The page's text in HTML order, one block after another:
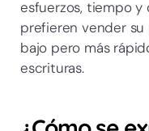
esfuerzos, tiempo
prefieren vender
bajo pero más
escrituras.